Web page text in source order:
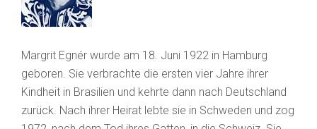
Margrit Egnér wurde am 18. Juni 1922 in Hamburg
geboren. Sie verbrachte die ersten vier Jahre ihrer
Kindheit in Brasilien und kehrte dann nach Deutschland
zurück. Nach ihrer Heirat lebte sie in Schweden und zog